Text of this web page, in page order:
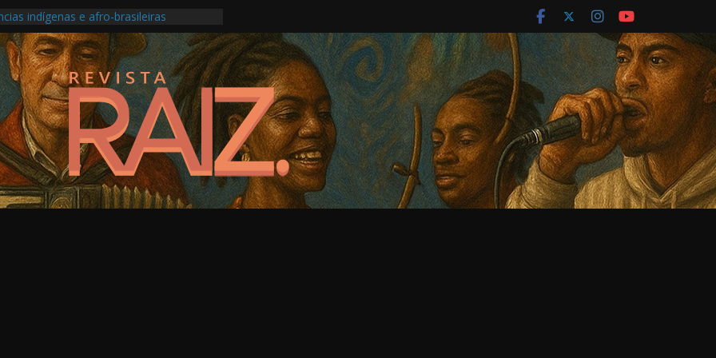
indígenas e afro-brasileiras
roda carioca em álbum ao vivo
Festival do Patrimônio em São Paulo
musical ligada à saúde mental
os Pontos de Cultura e as escolas